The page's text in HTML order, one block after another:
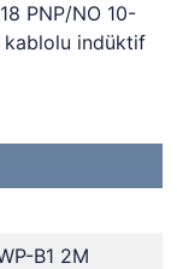
PNP/NO 10-
kablolu indüktif
B1 2M